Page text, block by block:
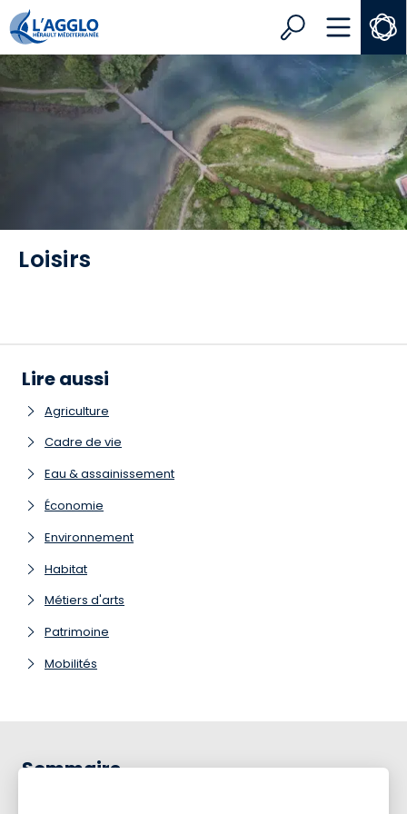
Search MENU
Loisirs
Lire aussi
Agriculture
Cadre de vie
Eau & assainissement
Économie
Environnement
Habitat
Métiers d'arts
Patrimoine
Mobilités
Sommaire